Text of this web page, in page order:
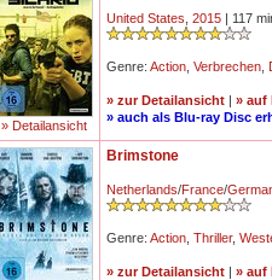
» Detailansicht
United States 2015 | 117
Genre: Action Verbrechen
» zur Detailansicht | » auf
» auch als Blu-ray Disc
Brimstone
Netherlands/France/
Genre: Action Thriller,
» zur Detailansicht | » auf